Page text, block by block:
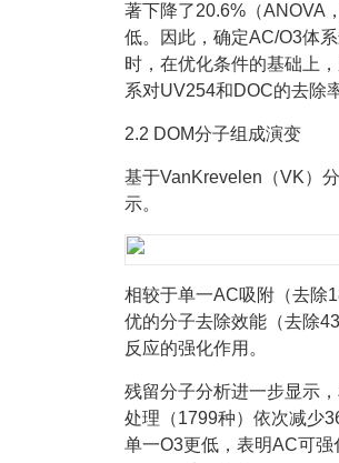
著下降了20.6%（ANOVA
低。因此，确定AC/O3体
时，在优化条件的基础上
系对UV254和DOC的去除
2.2 DOM分子组成演变
基于VanKrevelen（VK）
示。
相较于单一AC吸附（去除
优的分子去除效能（去除
反应的强化作用。
残留分子分析进一步显示
处理（1799种）依次减少
单一O3更低，表明AC可